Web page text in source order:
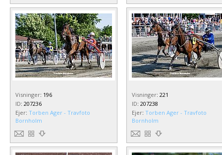
Visninger: 196
ID: 207236
Ejer: Torben Ager - Travfoto
Bornholm
Visninger: 221
ID: 207238
Ejer: Torben Ager - Travfoto
Bornholm